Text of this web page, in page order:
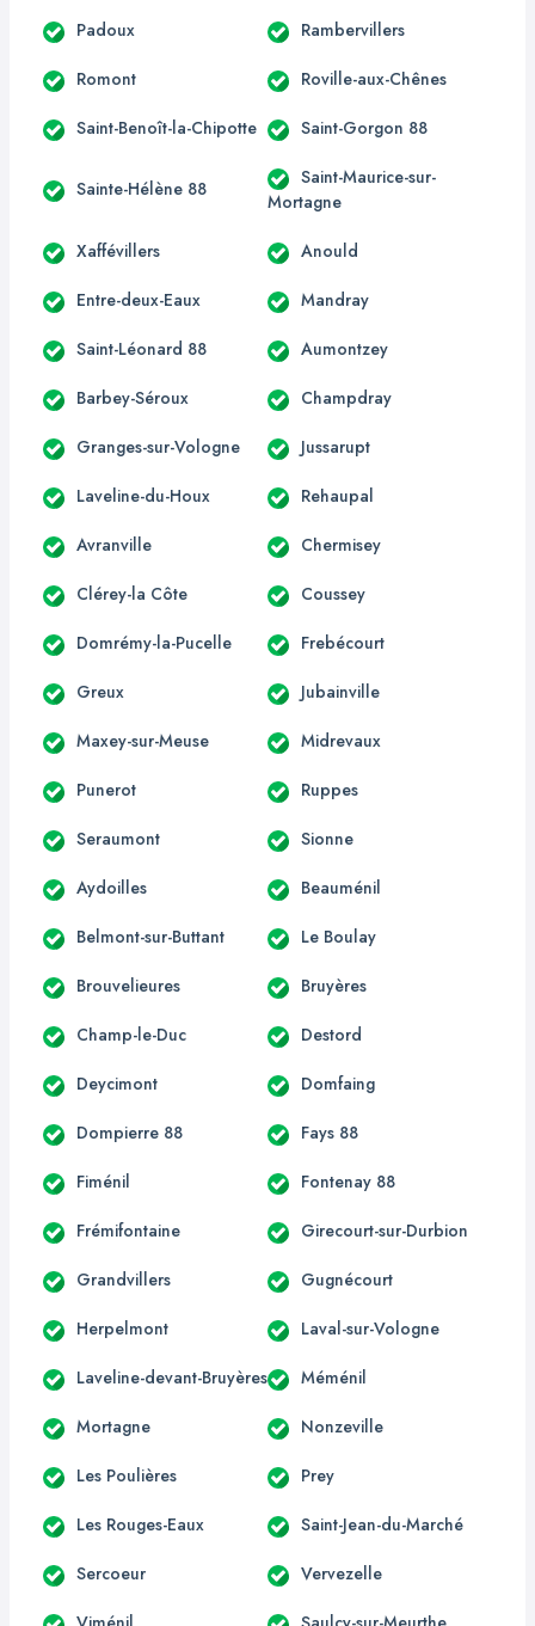
Padoux Rambervillers
Romont Roville-aux-Chênes
Saint-Benoît-la-Chipotte Saint-Gorgon 88
Sainte-Hélène 88
Saint-Maurice-sur-
Mortagne
Xaffévillers Anould
Entre-deux-Eaux Mandray
Saint-Léonard 88 Aumontzey
Barbey-Séroux Champdray
Granges-sur-Vologne Jussarupt
Laveline-du-Houx Rehaupal
Avranville Chermisey
Clérey-la Côte Coussey
Domrémy-la-Pucelle Frebécourt
Greux Jubainville
Maxey-sur-Meuse Midrevaux
Punerot Ruppes
Seraumont Sionne
Aydoilles Beauménil
Belmont-sur-Buttant Le Boulay
Brouvelieures Bruyères
Champ-le-Duc Destord
Deycimont Domfaing
Dompierre 88 Fays 88
Fiménil Fontenay 88
Frémifontaine Girecourt-sur-Durbion
Grandvillers Gugnécourt
Herpelmont Laval-sur-Vologne
Laveline-devant-Bruyères Méménil
Mortagne Nonzeville
Les Poulières Prey
Les Rouges-Eaux Saint-Jean-du-Marché
Sercoeur Vervezelle